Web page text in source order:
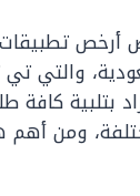
أرخص
والتي
بتلبية كافة
ومن أهم